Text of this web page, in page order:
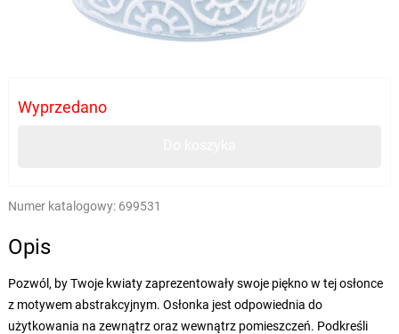
Wyprzedano
Numer katalogowy: 699531
Opis
Pozwól, by Twoje kwiaty zaprezentowały swoje piękno w tej osłonce
z motywem abstrakcyjnym. Osłonka jest odpowiednia do
użytkowania na zewnątrz oraz wewnątrz pomieszczeń. Podkreśli